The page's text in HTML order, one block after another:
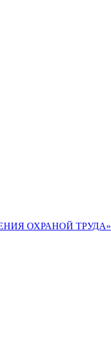
ОХРАНОЙ ТРУДА»